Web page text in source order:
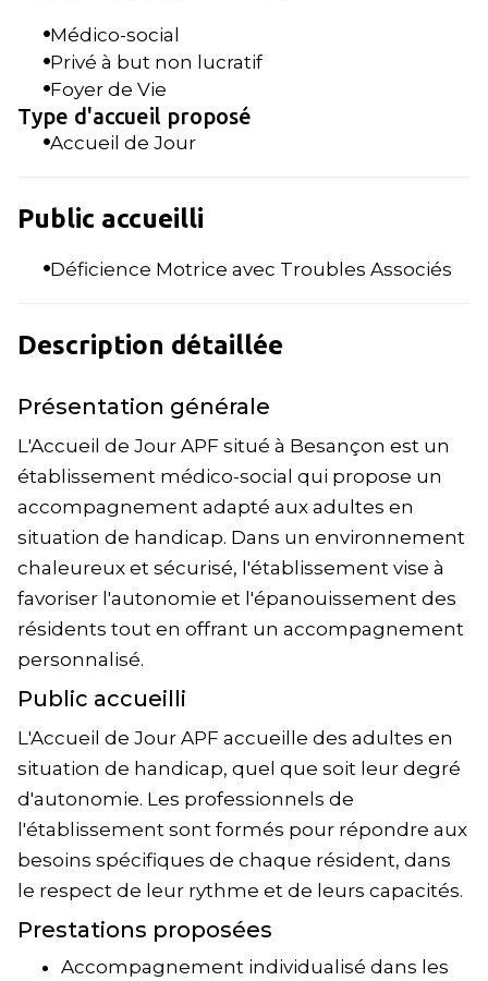
Médico-social
Privé à but non lucratif
Foyer de Vie
Type d'accueil proposé
Accueil de Jour
Public accueilli
Déficience Motrice avec Troubles Associés
Description détaillée
Présentation générale
L'Accueil de Jour APF situé à Besançon est un
établissement médico-social qui propose un
accompagnement adapté aux adultes en
situation de handicap. Dans un environnement
chaleureux et sécurisé, l'établissement vise à
favoriser l'autonomie et l'épanouissement des
résidents tout en offrant un accompagnement
personnalisé.
Public accueilli
L'Accueil de Jour APF accueille des adultes en
situation de handicap, quel que soit leur degré
d'autonomie. Les professionnels de
l'établissement sont formés pour répondre aux
besoins spécifiques de chaque résident, dans
le respect de leur rythme et de leurs capacités.
Prestations proposées
Accompagnement individualisé dans les